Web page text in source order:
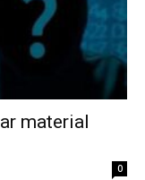
material
0